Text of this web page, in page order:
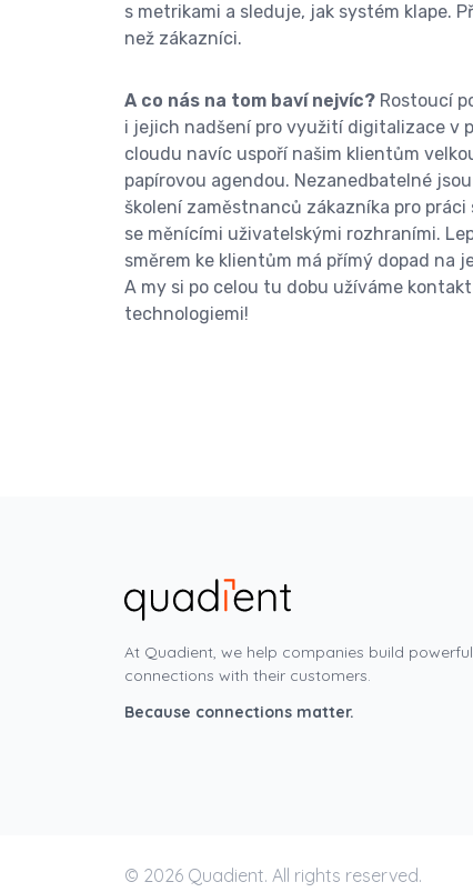
s metrikami a sleduje, jak systém klape.
než zákazníci.
A co nás na tom baví nejvíc? Rostoucí
i jejich nadšení pro využití digitalizace v
cloudu navíc uspoří našim klientům
papírovou agendou. Nezanedbatelné
školení zaměstnanců zákazníka pro
se měnícími uživatelskými rozhraními.
směrem ke klientům má přímý dopad na
A my si po celou tu dobu užíváme
technologiemi!
At Quadient, we help companies build powerful
connections with their customers.
Because connections matter.
© 2026 Quadient. All rights reserved.